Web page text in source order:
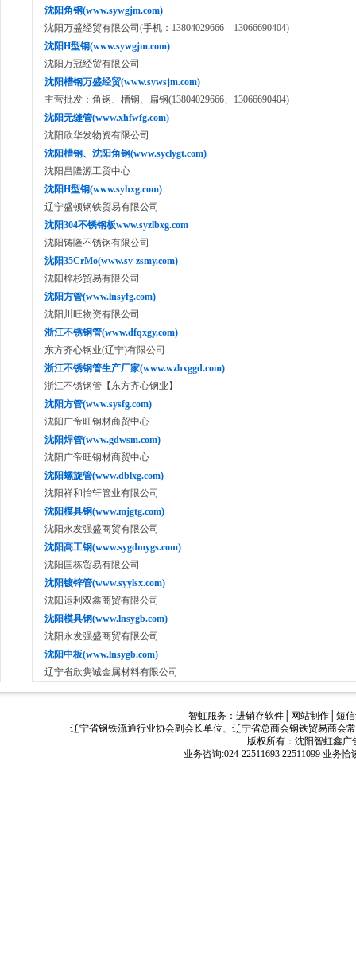
沈阳角钢(www.sywgjm.com)
沈阳万盛经贸有限公司(手机：13804029666 13066690404)
沈阳H型钢(www.sywgjm.com)
沈阳万冠经贸有限公司
沈阳槽钢万盛经贸(www.sywsjm.com)
主营批发：角钢、槽钢、扁钢(13804029666、13066690404)
沈阳无缝管(www.xhfwfg.com)
沈阳欣华发物资有限公司
沈阳槽钢、沈阳角钢(www.syclygt.com)
沈阳昌隆源工贸中心
沈阳H型钢(www.syhxg.com)
辽宁盛顿钢铁贸易有限公司
沈阳304不锈钢板www.syzlbxg.com
沈阳铸隆不锈钢有限公司
沈阳35CrMo(www.sy-zsmy.com)
沈阳梓杉贸易有限公司
沈阳方管(www.lnsyfg.com)
沈阳川旺物资有限公司
浙江不锈钢管(www.dfqxgy.com)
东方齐心钢业(辽宁)有限公司
浙江不锈钢管生产厂家(www.wzbxggd.com)
浙江不锈钢管【东方齐心钢业】
沈阳方管(www.sysfg.com)
沈阳广帝旺钢材商贸中心
沈阳焊管(www.gdwsm.com)
沈阳广帝旺钢材商贸中心
沈阳螺旋管(www.dblxg.com)
沈阳祥和怡轩管业有限公司
沈阳模具钢(www.mjgtg.com)
沈阳永发强盛商贸有限公司
沈阳高工钢(www.sygdmygs.com)
沈阳国栋贸易有限公司
沈阳镀锌管(www.syylsx.com)
沈阳运利双鑫商贸有限公司
沈阳模具钢(www.lnsygb.com)
沈阳永发强盛商贸有限公司
沈阳中板(www.lnsygb.com)
辽宁省欣隽诚金属材料有限公司
智虹服务：进销存软件 网站制作 │短
辽宁省钢铁流通行业协会副会长单位、辽宁省总商会钢铁贸易商会
版权所有：沈阳智虹鑫广
业务咨询:024-22511693 22511099 业务